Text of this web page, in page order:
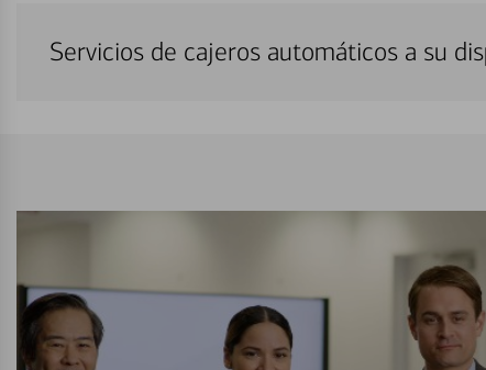
Servicios de cajeros automáticos a su